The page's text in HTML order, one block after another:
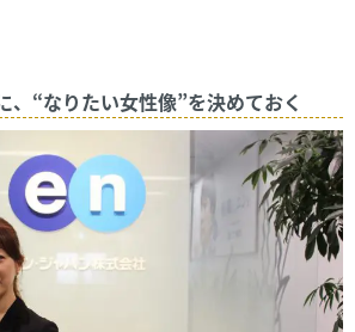
、“なりたい女性像”を決めておく